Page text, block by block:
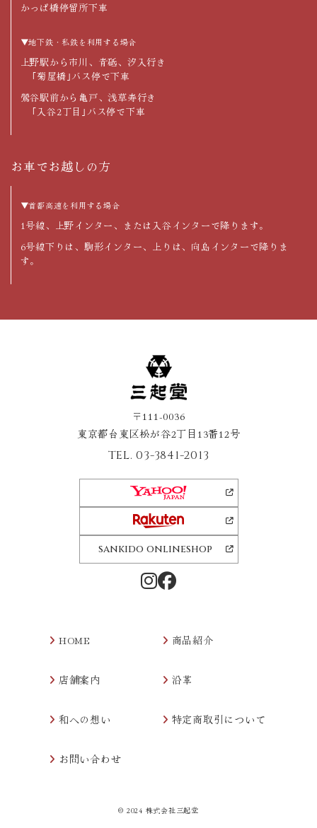
かっぱ橋停留所下車
▼地下鉄・私鉄を利用する場合
上野駅から市川、青砥、汐入行き
｢菊屋橋｣バス停で下車
鶯谷駅前から亀戸、浅草寿行き
｢入谷2丁目｣バス停で下車
お車でお越しの方
▼首都高速を利用する場合
1号線、上野インター、または入谷インターで降ります。
6号線下りは、駒形インター、上りは、向島インターで降りま
す。
〒111-0036
東京都台東区松が谷2丁目13番12号
TEL.03-3841-2013
sankido onlineshop
HOME 商品紹介
店舗案内 沿革
和への想い 特定商取引について
お問い合わせ
© 2024 株式会社三起堂